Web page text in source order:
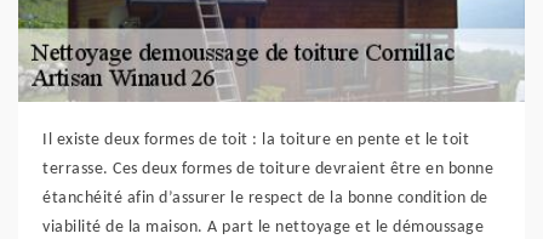
Il existe deux formes de toit : la toiture en pente et le toit
terrasse. Ces deux formes de toiture devraient être en bonne
étanchéité afin d’assurer le respect de la bonne condition de
viabilité de la maison. A part le nettoyage et le démoussage